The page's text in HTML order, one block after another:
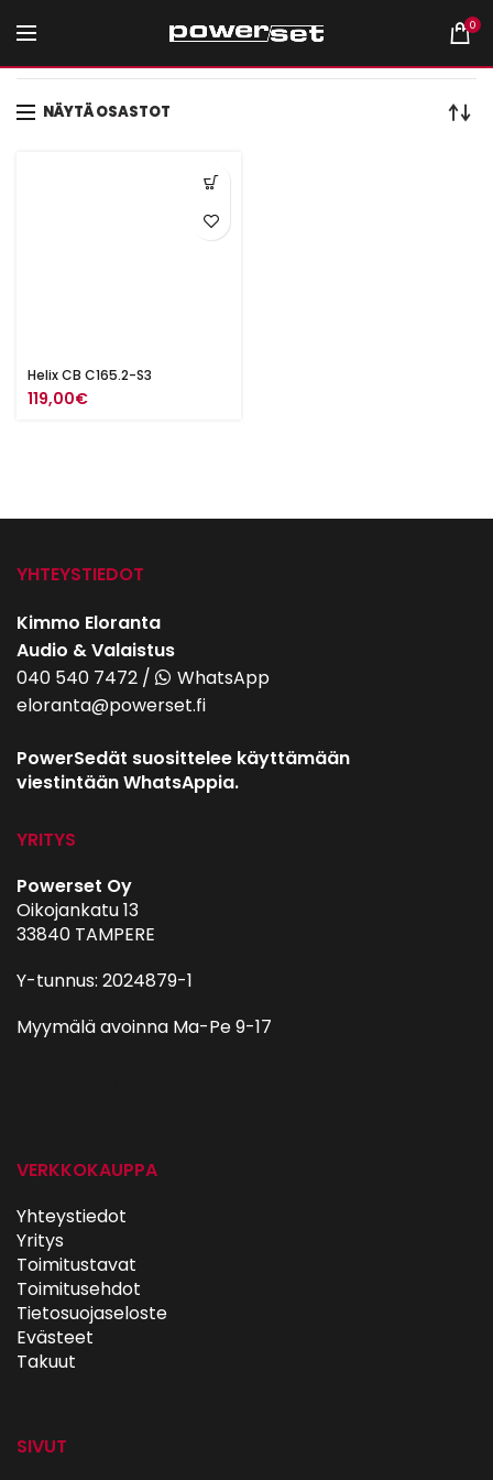
0
Tuotteet avainsanalla “6.5" koaksiaalikaiutin”
NÄYTÄ OSASTOT
Helix CB C165.2-S3
119,00€
YHTEYSTIEDOT
Kimmo Eloranta
Audio & Valaistus
040 540 7472 /
WhatsApp
eloranta@powerset.fi
PowerSedät suosittelee käyttämään
viestintään WhatsAppia.
YRITYS
Powerset Oy
Oikojankatu 13
33840 TAMPERE
Y-tunnus: 2024879-1
Myymälä avoinna Ma-Pe 9-17
VERKKOKAUPPA
Yhteystiedot
Yritys
Toimitustavat
Toimitusehdot
Tietosuojaseloste
Evästeet
Takuut
SIVUT